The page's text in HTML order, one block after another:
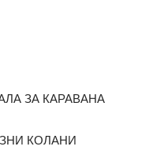
ЗА КАРАВАНА
КОЛАНИ